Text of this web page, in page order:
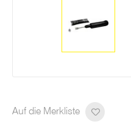
Auf die Merkliste